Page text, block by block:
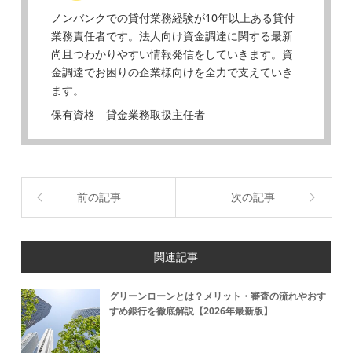
ノンバンクでの貸付業務経験が10年以上ある貸付
業務責任者です。法人向け資金調達に関する最新
尚且つわかりやすい情報発信をしていきます。資
金調達でお困りの企業様向けを全力で支えていき
ます。
保有資格 貸金業務取扱主任者
前の記事 次の記事
関連記事
グリーンローンとは？メリット・審査の流れやおす
すめ銀行を徹底解説【2026年最新版】